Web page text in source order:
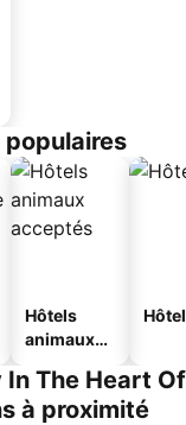
populaires
Hôtels
animaux
The Heart Of
à proximité